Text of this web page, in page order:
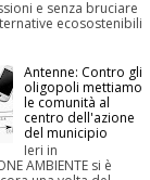
e senza bruciare
ecosostenibili
Antenne: Contro gli
oligopoli mettiamo
le comunità al
centro dell'azione
del municipio
Ieri in
AMBIENTE si è